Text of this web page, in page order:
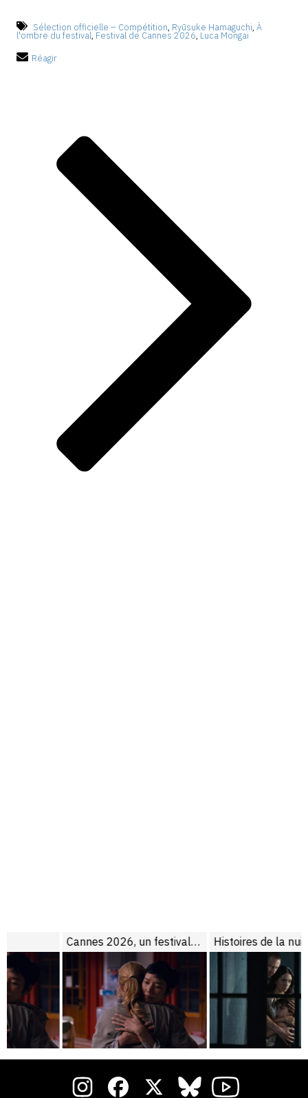
Sélection officielle – Compétition, Ryūsuke Hamaguchi, À
l'ombre du festival, Festival de Cannes 2026, Luca Mongai
Réagir
Cannes 2026, un festival de son temps Histoires de la nuit